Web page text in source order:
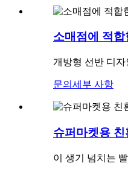
소매점에 적합
개방형 선반 디
문의 세부 사항
슈퍼마켓용
이 생기 넘치는